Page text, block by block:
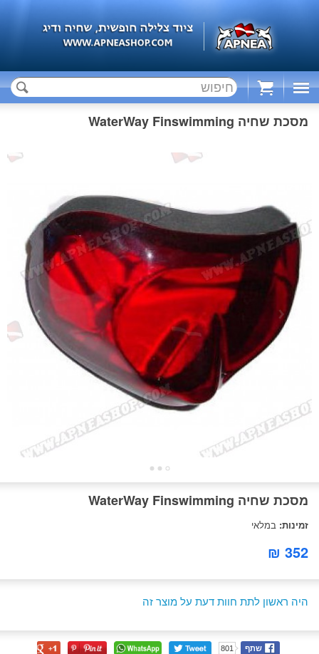
מסכת שחיה WaterWay Finswimming
מסכת שחיה WaterWay Finswimming
זמינות: במלאי
352 ₪
היה ראשון לתת חוות דעת על מוצר זה
שתף 801